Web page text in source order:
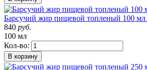
Барсучий жир пищевой топленый 100
840 руб.
100 мл
Кол-во:
В корзину